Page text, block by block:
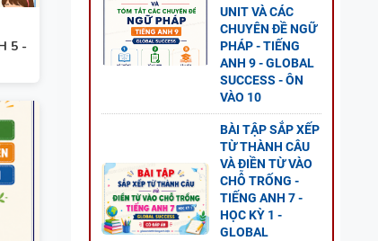
-
5 -
UNIT VÀ CÁC
CHUYÊN ĐỀ NGỮ
PHÁP - TIẾNG
ANH 9 - GLOBAL
SUCCESS - ÔN
VÀO 10
BÀI TẬP SẮP XẾP
TỪ THÀNH CÂU
VÀ ĐIỀN TỪ VÀO
CHỖ TRỐNG -
TIẾNG ANH 7 -
HỌC KỲ 1 -
GLOBAL